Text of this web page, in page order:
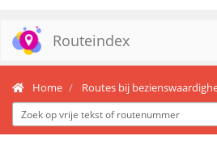
Routeindex
Home Routes bij